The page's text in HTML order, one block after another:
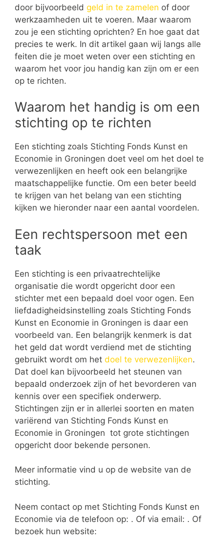
door bijvoorbeeld geld in te zamelen of door
werkzaamheden uit te voeren. Maar waarom
zou je een stichting oprichten? En hoe gaat dat
precies te werk. In dit artikel gaan wij langs alle
feiten die je moet weten over een stichting en
waarom het voor jou handig kan zijn om er een
op te richten.
Waarom het handig is om een
stichting op te richten
Een stichting zoals Stichting Fonds Kunst en
Economie in Groningen doet veel om het doel te
verwezenlijken en heeft ook een belangrijke
maatschappelijke functie. Om een beter beeld
te krijgen van het belang van een stichting
kijken we hieronder naar een aantal voordelen.
Een rechtspersoon met een
taak
Een stichting is een privaatrechtelijke
organisatie die wordt opgericht door een
stichter met een bepaald doel voor ogen. Een
liefdadigheidsinstelling zoals Stichting Fonds
Kunst en Economie in Groningen is daar een
voorbeeld van. Een belangrijk kenmerk is dat
het geld dat wordt verdiend met de stichting
gebruikt wordt om het doel te verwezenlijken.
Dat doel kan bijvoorbeeld het steunen van
bepaald onderzoek zijn of het bevorderen van
kennis over een specifiek onderwerp.
Stichtingen zijn er in allerlei soorten en maten
variërend van Stichting Fonds Kunst en
Economie in Groningen tot grote stichtingen
opgericht door bekende personen.
Meer informatie vind u op de website van de
stichting.
Neem contact op met Stichting Fonds Kunst en
Economie via de telefoon op: . Of via email: . Of
bezoek hun website: